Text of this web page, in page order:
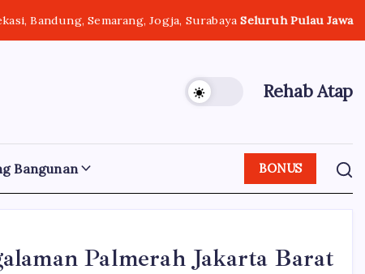
Bandung, Semarang, Jogja, SurabayaSeluruh Pulau Jawa
Rehab Atap
Bangunan BONUS
Palmerah Jakarta Barat